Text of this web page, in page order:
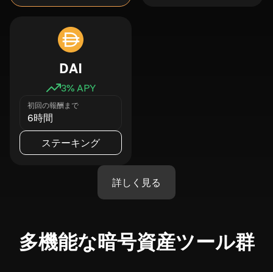
DAI
3% APY
初回の報酬まで
6時間
ステーキング
詳しく見る
多機能な暗号資産ツール群